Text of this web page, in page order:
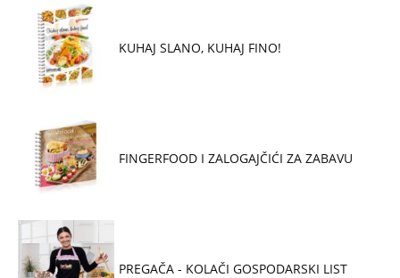
KUHAJ SLANO, KUHAJ FINO!
FINGERFOOD I ZALOGAJČIĆI ZA ZABAVU
PREGAČA - KOLAČI GOSPODARSKI LIST